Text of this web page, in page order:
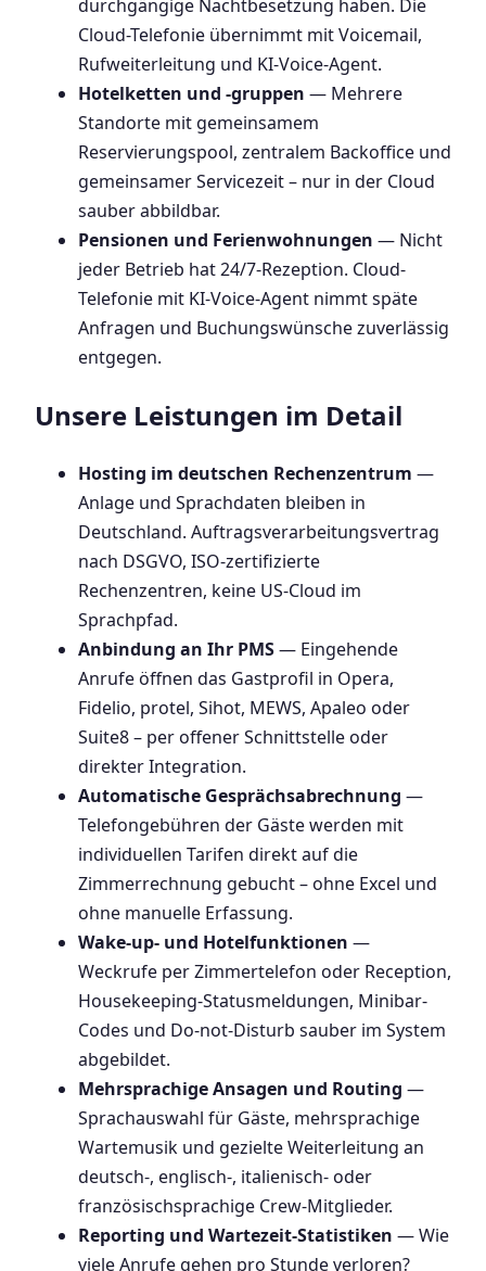
durchgängige Nachtbesetzung haben. Die
Cloud-Telefonie übernimmt mit Voicemail,
Rufweiterleitung und KI-Voice-Agent.
Hotelketten und -gruppen — Mehrere
Standorte mit gemeinsamem
Reservierungspool, zentralem Backoffice und
gemeinsamer Servicezeit – nur in der Cloud
sauber abbildbar.
Pensionen und Ferienwohnungen — Nicht
jeder Betrieb hat 24/7-Rezeption. Cloud-
Telefonie mit KI-Voice-Agent nimmt späte
Anfragen und Buchungswünsche zuverlässig
entgegen.
Unsere Leistungen im Detail
Hosting im deutschen Rechenzentrum —
Anlage und Sprachdaten bleiben in
Deutschland. Auftragsverarbeitungsvertrag
nach DSGVO, ISO-zertifizierte
Rechenzentren, keine US-Cloud im
Sprachpfad.
Anbindung an Ihr PMS— Eingehende
Anrufe öffnen das Gastprofil in Opera,
Fidelio, protel, Sihot, MEWS, Apaleo oder
Suite8 – per offener Schnittstelle oder
direkter Integration.
Automatische Gesprächsabrechnung —
Telefongebühren der Gäste werden mit
individuellen Tarifen direkt auf die
Zimmerrechnung gebucht – ohne Excel und
ohne manuelle Erfassung.
Wake-up- und Hotelfunktionen —
Weckrufe per Zimmertelefon oder Reception,
Housekeeping-Statusmeldungen, Minibar-
Codes und Do-not-Disturb sauber im System
abgebildet.
Mehrsprachige Ansagen und Routing —
Sprachauswahl für Gäste, mehrsprachige
Wartemusik und gezielte Weiterleitung an
deutsch-, englisch-, italienisch- oder
französischsprachige Crew-Mitglieder.
Reporting und Wartezeit-Statistiken — Wie
viele Anrufe gehen pro Stunde verloren?